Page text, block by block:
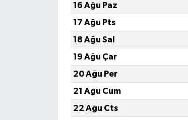
16 Ağu Paz
17 Ağu Pts
18 Ağu Sal
19 Ağu Çar
20 Ağu Per
21 Ağu Cum
22 Ağu Cts